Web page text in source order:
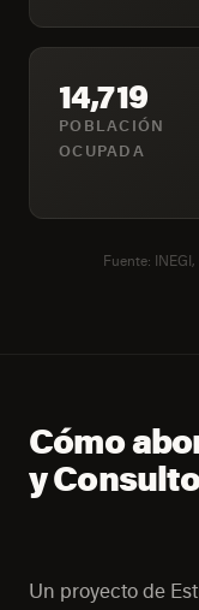
14,719
POBLACIÓN
OCUPADA
Fuente:
Cómo
y
Un proyecto de